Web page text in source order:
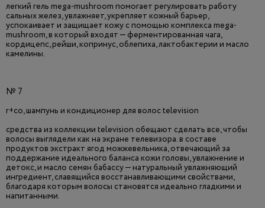
легкий гель mega-mushroom помогает регулировать работу
сальных желез, увлажняет, укрепляет кожный барьер,
успокаивает и защищает кожу с помощью комплекса mega-
mushroom, в который входят — ферментированная чага,
кордицепс, рейши, копринус, облепиха, лактобактерии и масло
камелины.
№ 7
r+co, шампунь и кондиционер для волос television
средства из коллекции television обещают сделать все, чтобы
волосы выглядели как на экране телевизора. в составе
продуктов экстракт ягод можжевельника, отвечающий за
поддержание идеального баланса кожи головы, увлажнение и
детокс, и масло семян бабассу — натуральный увлажняющий
ингредиент, славящийся восстанавливающими свойствами,
благодаря которым волосы становятся идеально гладкими и
напитанными.